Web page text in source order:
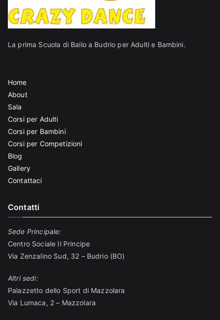
La prima Scuola di Ballo a Budrio per Adulti e Bambini.
Home
About
Sala
Corsi per Adulti
Corsi per Bambini
Corsi per Competizioni
Blog
Gallery
Contattaci
Contatti
Sede Principale:
Centro Sociale Il Principe
Via Zenzalino Sud, 32 – Budrio (BO)
Altri sedi:
Palazzetto dello Sport di Mazzolara
Via Lumaca, 2 – Mazzolara